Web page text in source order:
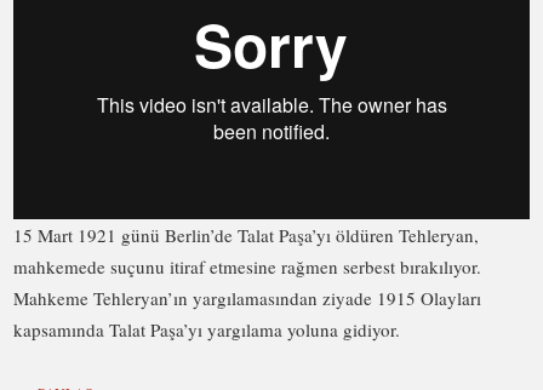
15 Mart 1921 günü Berlin’de Talat Paşa’yı öldüren Tehleryan,
mahkemede suçunu itiraf etmesine rağmen serbest bırakılıyor.
Mahkeme Tehleryan’ın yargılamasından ziyade 1915 Olayları
kapsamında Talat Paşa’yı yargılama yoluna gidiyor.